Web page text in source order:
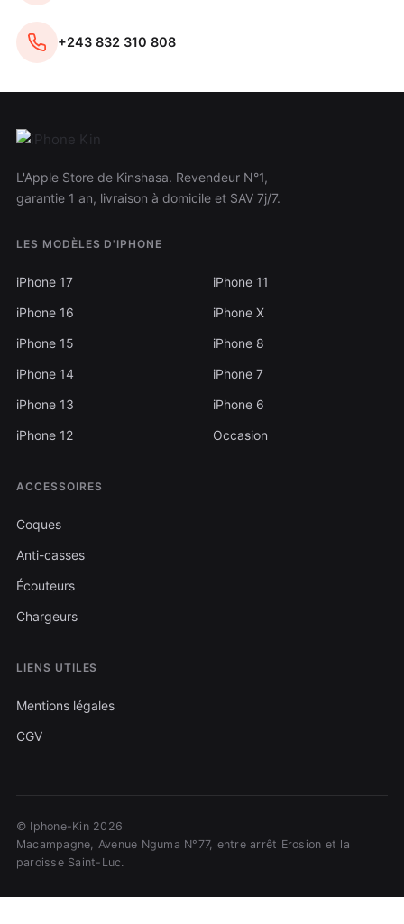
+243 832 310 808
L'Apple Store de Kinshasa. Revendeur N°1,
garantie 1 an, livraison à domicile et SAV 7j/7.
LES MODÈLES D'IPHONE
iPhone 17
iPhone 16
iPhone 15
iPhone 14
iPhone 13
iPhone 12
iPhone 11
iPhone X
iPhone 8
iPhone 7
iPhone 6
Occasion
ACCESSOIRES
Coques
Anti-casses
Écouteurs
Chargeurs
LIENS UTILES
Mentions légales
CGV
© Iphone-Kin 2026
Macampagne, Avenue Nguma N°77, entre arrêt Erosion et la
paroisse Saint-Luc.